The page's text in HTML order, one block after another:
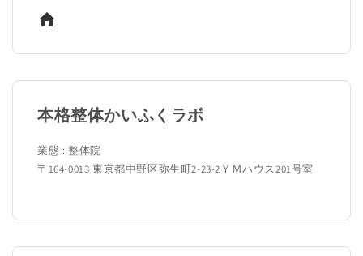
本格整体かいふくラボ
業態 : 整体院
〒164-0013 東京都中野区弥生町2-23-2ＹＭハウス201号室